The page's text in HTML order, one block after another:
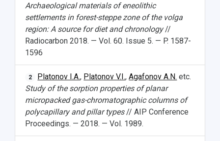
Archaeological materials of eneolithic
settlements in forest-steppe zone of the volga
region: A source for diet and chronology//
Radiocarbon 2018. — Vol. 60. Issue 5. — P. 1587-
1596
2 Platonov I.A., Platonov V.I.,Agafonov A.N. etc.
Study of the sorption properties of planar
micropacked gas-chromatographic columns of
polycapillary and pillar types// AIP Conference
Proceedings. — 2018. — Vol. 1989.